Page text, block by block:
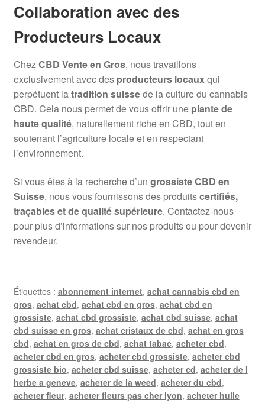
Collaboration avec des
Producteurs Locaux
ChezCBD Vente en Gros, nous travaillons
exclusivement avec des producteurs locauxqui
perpétuent latradition suissede la culture du cannabis
CBD. Cela nous permet de vous offrir une plante de
haute qualité, naturellement riche en CBD, tout en
soutenant l’agriculture locale et en respectant
l’environnement.
Si vous êtes à la recherche d’un grossiste CBD en
Suisse, nous vous fournissons des produitscertifiés,
traçables et de qualité supérieure. Contactez-nous
pour plus d’informations sur nos produits ou pour devenir
revendeur.
Étiquettes : abonnement internet, achat cannabis cbd en
gros, achat cbd, achat cbd en gros, achat cbd en
grossiste, achat cbd grossiste, achat cbd suisse, achat
cbd suisse en gros, achat cristaux de cbd, achat en gros
cbd, achat en gros de cbd, achat tabac, acheter cbd,
acheter cbd en gros, acheter cbd grossiste, acheter cbd
grossiste bio, acheter cbd suisse, acheter cd, acheter de l
herbe a geneve, acheter de la weed, acheter du cbd,
acheter fleur, acheter fleurs pas cher lyon, acheter huile